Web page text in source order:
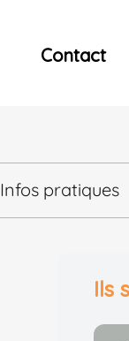
Contact
Infos pratiques
Ils